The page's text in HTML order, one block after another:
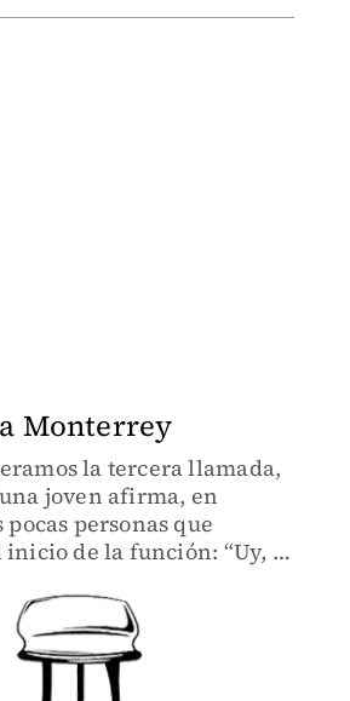
Monterrey
la tercera llamada,
joven afirma, en
personas que
inicio de la función: “Uy, si